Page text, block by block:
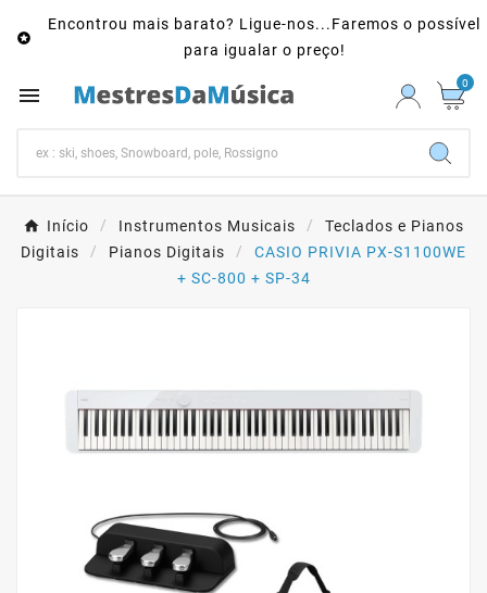

Encontrou mais barato? Ligue-nos...Faremos o possível
para igualar o preço!
 0
Início Instrumentos Musicais
Teclados e Pianos
Digitais
Pianos Digitais
CASIO PRIVIA PX-S1100WE
+ SC-800 + SP-34